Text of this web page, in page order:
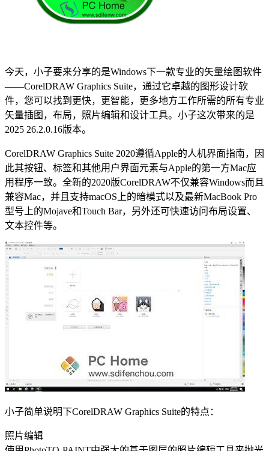
今天，小子要来分享的是Windows下一款专业的矢量绘图软件
——CorelDRAW Graphics Suite，通过它卓越的图形设计软
件，您可以找到更快，更智能，更多地方工作所需的所有专业
矢量插图，布局，照片编辑和设计工具。小子这次带来的是
2025 26.2.0.16版本。
CorelDRAW Graphics Suite 2020遵循Apple的人机界面指南，因
此其按钮、标签和其他用户界面元素与Apple的第一方Mac应
用程序一致。全新的2020版CorelDRAW不仅兼容Windows而且
兼容Mac，并且支持macOS上的暗模式以及最新MacBook Pro
型号上的Mojave和Touch Bar，另外还可快速访问布局设置、
文本控件等。
小子简单说明下CorelDRAW Graphics Suite的特点：
照片编辑